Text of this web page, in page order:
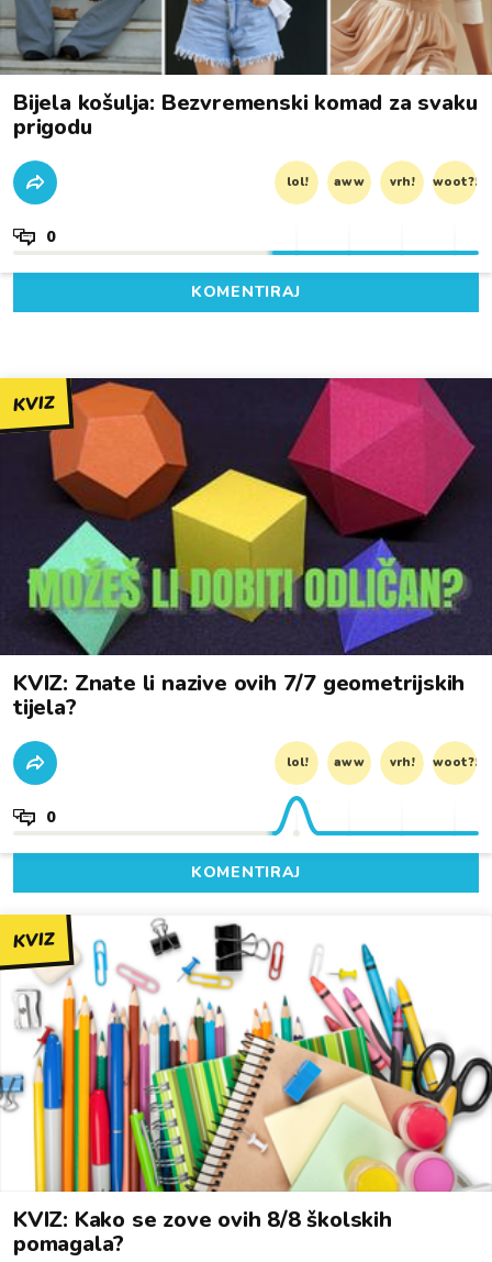
Bijela košulja: Bezvremenski komad za svaku
prigodu
lol! aww vrh! woot?!
0
KOMENTIRAJ
KVIZ
KVIZ: Znate li nazive ovih 7/7 geometrijskih
tijela?
lol! aww vrh! woot?!
0
KOMENTIRAJ
KVIZ
KVIZ: Kako se zove ovih 8/8 školskih
pomagala?